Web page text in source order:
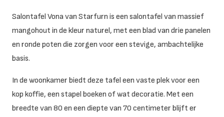
Salontafel Vona van Starfurn is een salontafel van massief
mangohout in de kleur naturel, met een blad van drie panelen
en ronde poten die zorgen voor een stevige, ambachtelijke
basis.
In de woonkamer biedt deze tafel een vaste plek voor een
kop koffie, een stapel boeken of wat decoratie. Met een
breedte van 80 en een diepte van 70 centimeter blijft er